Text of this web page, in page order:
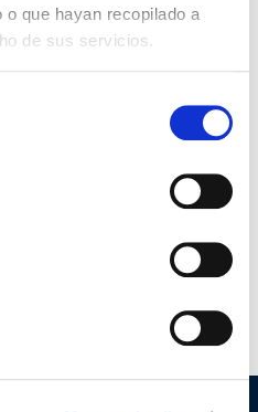
que hayan recopilado a
de sus servicios.